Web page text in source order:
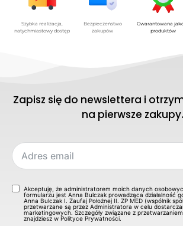
Szybka realizacja,
natychmiastowy dostęp
Bezpieczeństwo
zakupów
Gwarantowana
produktów
Zapisz się do newslettera i
na pierwsze zakupy.
Akceptuję, że administratorem moich danych
formularzu jest Anna Bulczak prowadząca działalność
Anna Bulczak I. Zaufaj Położnej II. ZP MED (wspólnik
przetwarzane są przez Administratora w celu
marketingowych. Szczegóły związane z
znajdziesz w Polityce Prywatności.